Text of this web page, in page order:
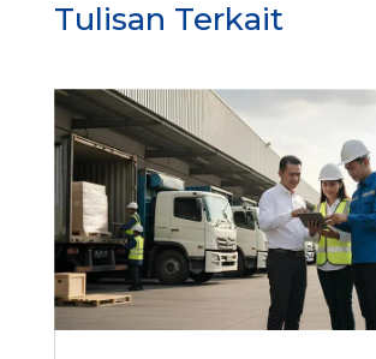
Tulisan Terkait